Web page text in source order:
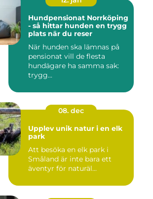
Hundpensionat Norrköping
- så hittar hunden en trygg
plats när du reser
När hunden ska lämnas på
pensionat vill de flesta
hundägare ha samma sak:
trygg...
08. dec
Upplev unik natur i en elk
park
Att besöka en elk park i
Småland är inte bara ett
äventyr för naturäl...